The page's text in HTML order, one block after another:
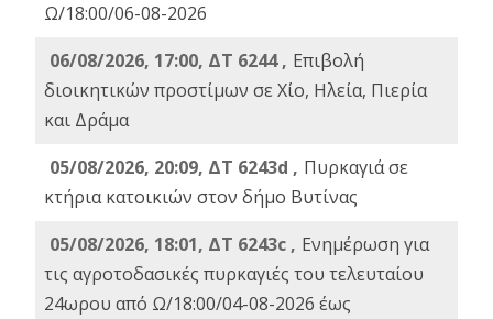
Ω/18:00/06-08-2026
06/08/2026, 17:00, ΔΤ 6244 , Επιβολή
διοικητικών προστίμων σε Χίο, Ηλεία, Πιερία
και Δράμα
05/08/2026, 20:09, ΔΤ 6243d , Πυρκαγιά σε
κτήρια κατοικιών στον δήμο Βυτίνας
05/08/2026, 18:01, ΔΤ 6243c , Ενημέρωση για
τις αγροτοδασικές πυρκαγιές του τελευταίου
24ωρου από Ω/18:00/04-08-2026 έως